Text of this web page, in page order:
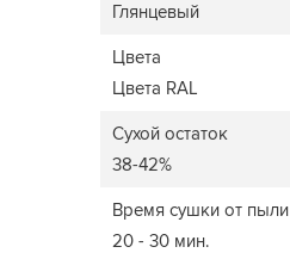
Глянцевый
Цвета
Цвета RAL
Сухой остаток
38-42%
Время сушки от пыли
20 - 30 мин.